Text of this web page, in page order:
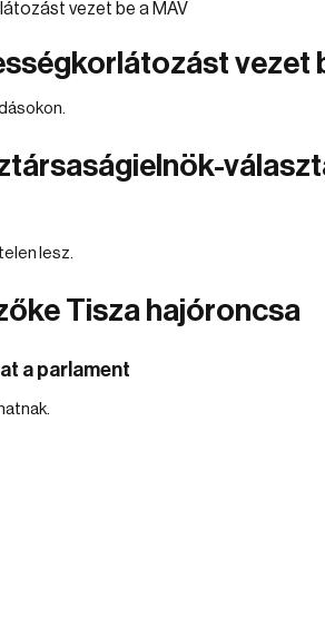
vezet
lesz.
Tisza hajóroncsa
a parlament